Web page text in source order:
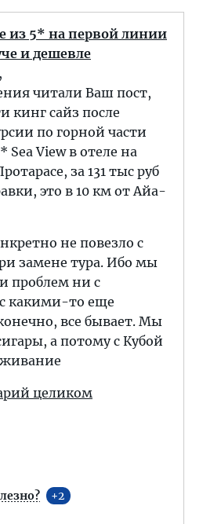
из 5* на первой линии
и дешевле
читали Ваш пост,
кинг сайз после
по горной части
View в отеле на
за 131 тыс руб
это в 10 км от Айа-
не повезло с
замене тура. Ибо мы
проблем ни с
какими-то еще
все бывает. Мы
а потому с Кубой
целиком
2